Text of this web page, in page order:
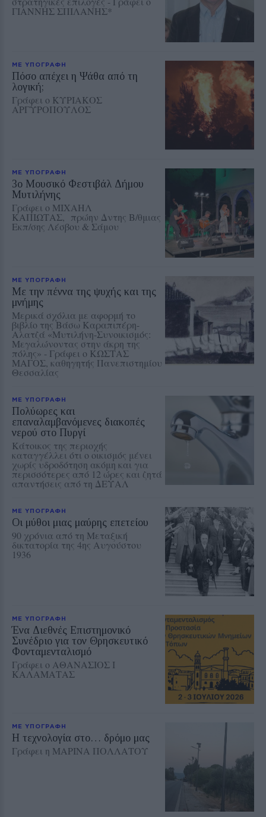
ΓΙΑΝΝΗΣ ΣΠΙΛΑΝΗΣ*
ΜΕ ΥΠΟΓΡΑΦΗ
Πόσο απέχει η Ψάθα από τη
λογική;
Γράφει ο ΚΥΡΙΑΚΟΣ
ΑΡΓΥΡΟΠΟΥΛΟΣ
ΜΕ ΥΠΟΓΡΑΦΗ
3ο Μουσικό Φεστιβάλ Δήμου
Μυτιλήνης
Γράφει ο ΜΙΧΑΗΛ
ΚΑΠΙΩΤΑΣ, πρώην Δντης Β/θμιας
Εκπ/σης Λέσβου & Σάμου
ΜΕ ΥΠΟΓΡΑΦΗ
Με την πέννα της ψυχής και της
μνήμης
Μερικά σχόλια με αφορμή το
βιβλίο της Βάσω Καραπιπέρη-
Αλατζά «Μυτιλήνη-Συνοικισμός:
Μεγαλώνοντας στην άκρη της
πόλης» - Γράφει ο ΚΩΣΤΑΣ
ΜΑΓΟΣ, καθηγητής Πανεπιστημίου
Θεσσαλίας
ΜΕ ΥΠΟΓΡΑΦΗ
Πολύωρες και
επαναλαμβανόμενες διακοπές
νερού στο Πυργί
Κάτοικος της περιοχής
καταγγέλλει ότι ο οικισμός μένει
χωρίς υδροδότηση ακόμη και για
περισσότερες από 12 ώρες και ζητά
απαντήσεις από τη ΔΕΥΑΛ
ΜΕ ΥΠΟΓΡΑΦΗ
Οι μύθοι μιας μαύρης επετείου
90 χρόνια από τη Μεταξική
δικτατορία της 4ης Αυγούστου
1936
ΜΕ ΥΠΟΓΡΑΦΗ
Ένα Διεθνές Επιστημονικό
Συνέδριο για τον Θρησκευτικό
Φονταμενταλισμό
Γράφει ο ΑΘΑΝΑΣΙΟΣ Ι
ΚΑΛΑΜΑΤΑΣ
ΜΕ ΥΠΟΓΡΑΦΗ
Η τεχνολογία στο… δρόμο μας
Γράφει η ΜΑΡΙΝΑ ΠΟΛΛΑΤΟΥ